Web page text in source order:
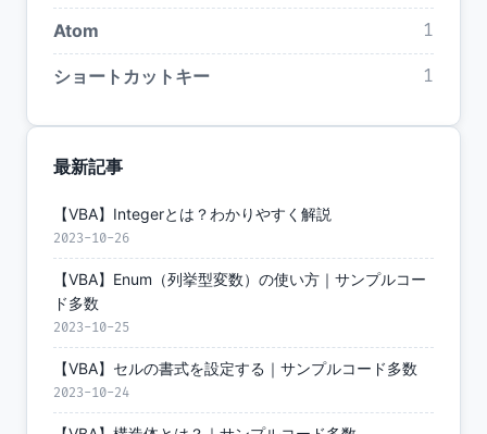
Atom 1
ショートカットキー 1
最新記事
【VBA】Integerとは？わかりやすく解説
2023-10-26
【VBA】Enum（列挙型変数）の使い方｜サンプルコー
ド多数
2023-10-25
【VBA】セルの書式を設定する｜サンプルコード多数
2023-10-24